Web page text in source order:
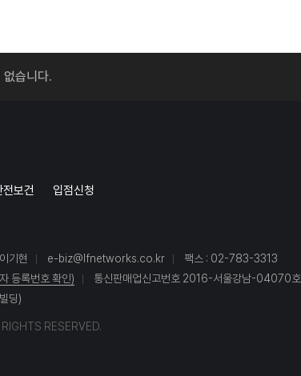
없습니다.
전보건 입점신청
기현 e-biz@lfnetworks.co.kr
팩스 : 02-783-3313
등록번호 확인)
통신판매업신고번호 2016-서울강남-04070호
딩)
RESERVED.